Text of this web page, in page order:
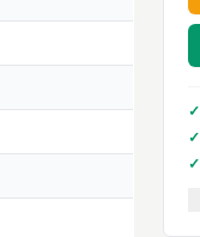
✓
✓
✓